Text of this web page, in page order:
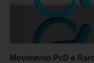
Movimento PcD e